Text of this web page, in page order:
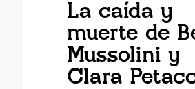
La caída y
muerte de
Mussolini y
Clara